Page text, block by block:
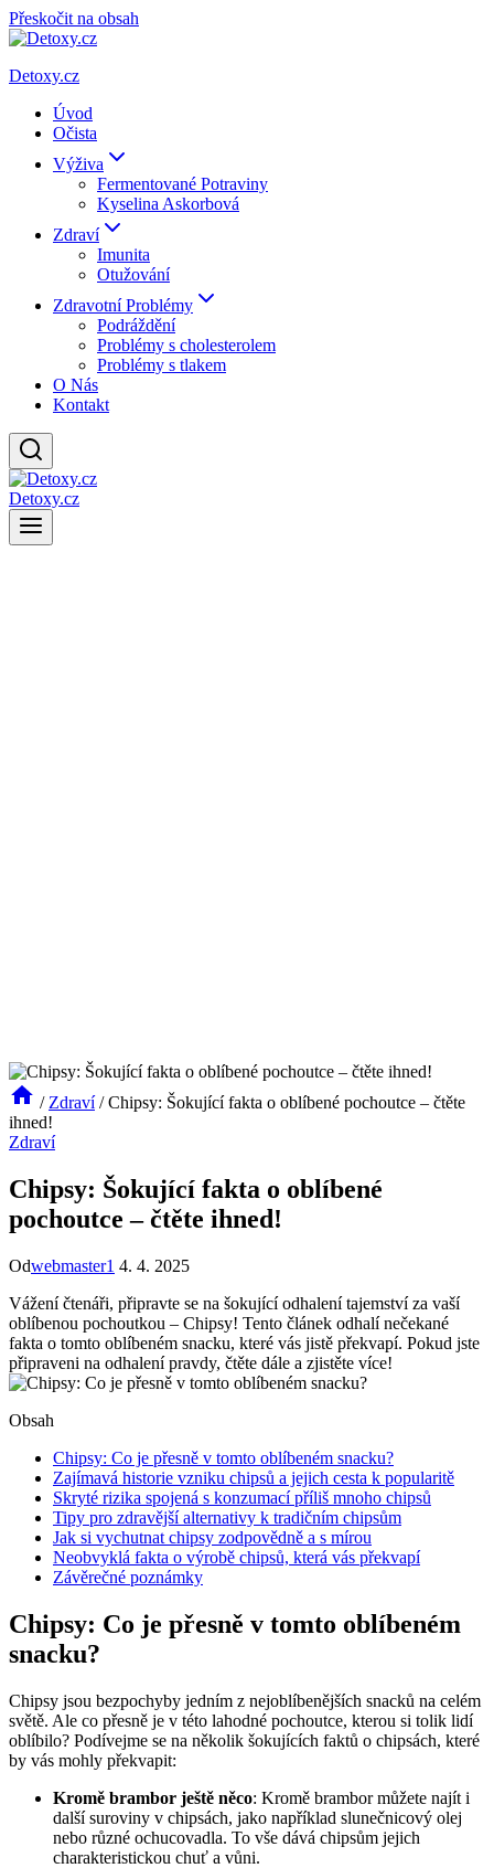
Přeskočit na obsah
Detoxy.cz
Úvod
Očista
Výživa
Fermentované Potraviny
Kyselina Askorbová
Zdraví
Imunita
Otužování
Zdravotní Problémy
Podráždění
Problémy s cholesterolem
Problémy s tlakem
O Nás
Kontakt
Detoxy.cz
/ Zdraví / Chipsy: Šokující fakta o oblíbené pochoutce – čtěte
ihned!
Zdraví
Chipsy: Šokující fakta o oblíbené
pochoutce – čtěte ihned!
Odwebmaster1 4. 4. 2025
Vážení čtenáři, připravte se na šokující odhalení tajemství za vaší
oblíbenou pochoutkou – Chipsy! Tento článek odhalí nečekané
fakta o tomto oblíbeném snacku, které vás jistě překvapí. Pokud jste
připraveni na odhalení pravdy, čtěte dále a zjistěte více!
Obsah
Chipsy: Co je přesně v tomto oblíbeném snacku?
Zajímavá historie vzniku chipsů a jejich cesta k popularitě
Skryté rizika spojená s konzumací příliš mnoho chipsů
Tipy pro zdravější alternativy k tradičním chipsům
Jak si vychutnat chipsy zodpovědně a s mírou
Neobvyklá fakta o výrobě chipsů, která vás překvapí
Závěrečné poznámky
Chipsy: Co je přesně v tomto oblíbeném
snacku?
Chipsy jsou bezpochyby jedním z nejoblíbenějších snacků na celém
světě. Ale co přesně je v této lahodné pochoutce, kterou si tolik lidí
oblíbilo? Podívejme se na několik šokujících faktů o chipsách, které
by vás mohly překvapit:
Kromě brambor ještě něco: Kromě brambor můžete najít i
další suroviny v chipsách, jako například slunečnicový olej
nebo různé ochucovadla. To vše dává chipsům jejich
charakteristickou chuť a vůni.